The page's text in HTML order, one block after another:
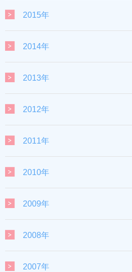
2015年
2014年
2013年
2012年
2011年
2010年
2009年
2008年
2007年